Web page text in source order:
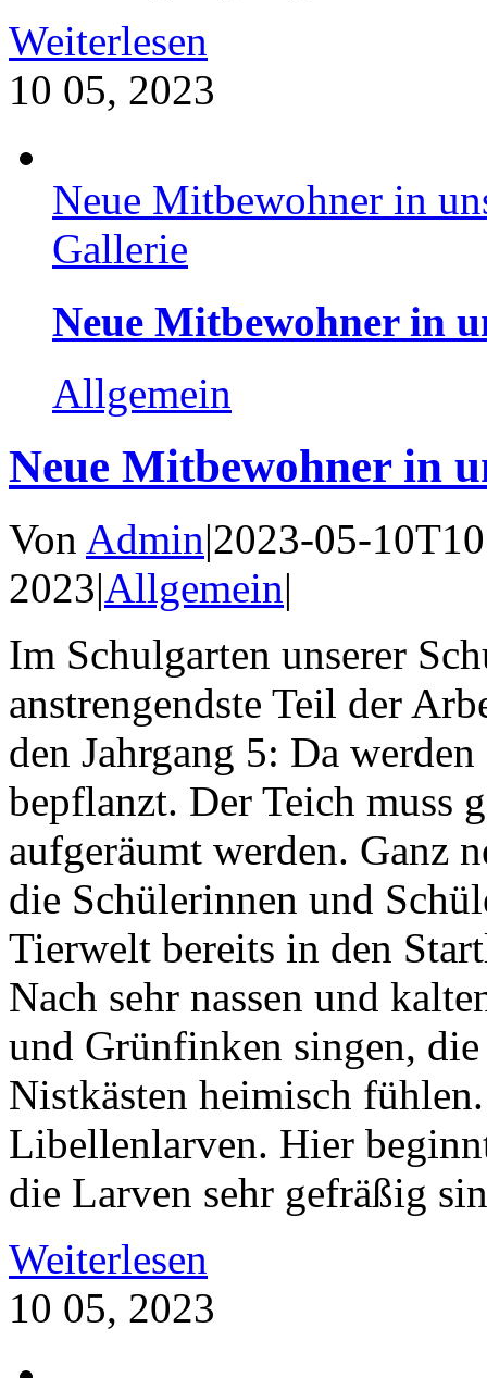
Weiterlesen
10 05, 2023
Neue Mitbewohner in
Gallerie
Neue Mitbewohner in
Allgemein
Neue Mitbewohner in
Von Admin|2023-05-
2023|Allgemein|
Im Schulgarten unserer
anstrengendste Teil der
den Jahrgang 5: Da
bepflanzt. Der Teich muss
aufgeräumt werden. Ganz
die Schülerinnen und
Tierwelt bereits in den
Nach sehr nassen und
und Grünfinken singen,
Nistkästen heimisch
Libellenlarven. Hier
die Larven sehr gefräßig
Weiterlesen
10 05, 2023